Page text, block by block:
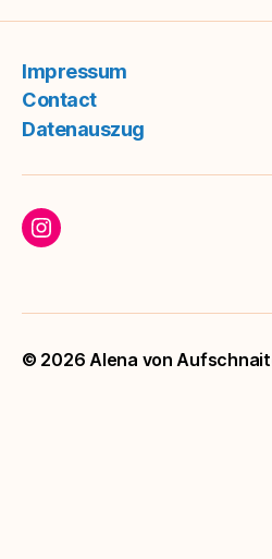
Impressum
Contact
Datenauszug
Follow me on Instagram
© 2026 Alena von